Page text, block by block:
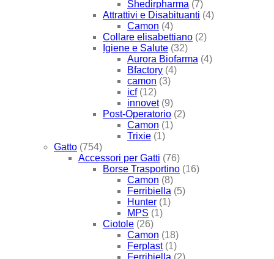
Shedirpharma (7)
Attrattivi e Disabituanti (4)
Camon (4)
Collare elisabettiano (2)
Igiene e Salute (32)
Aurora Biofarma (4)
Bfactory (4)
camon (3)
icf (12)
innovet (9)
Post-Operatorio (2)
Camon (1)
Trixie (1)
Gatto (754)
Accessori per Gatti (76)
Borse Trasportino (16)
Camon (8)
Ferribiella (5)
Hunter (1)
MPS (1)
Ciotole (26)
Camon (18)
Ferplast (1)
Ferribiella (2)